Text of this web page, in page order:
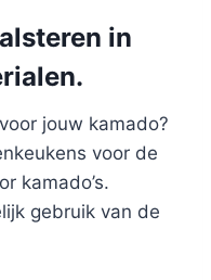
in
jouw kamado?
voor de
kamado’s.
gebruik van de